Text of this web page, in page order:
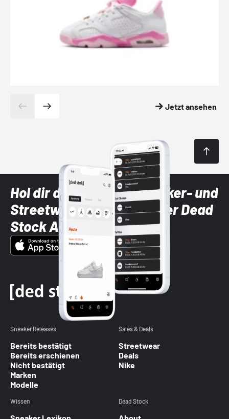
Jetzt ansehen
Hol dir die neuesten Sneaker- und
Streetwear-Brands mit der Dead
Stock App
Sneaker Releases
Bereits bestätigt
Bereits erschienen
Nicht bestätigt
Marken
Modelle
Sales & Deals
Streetwear
Deals
Nike
Wissen Dead Stock